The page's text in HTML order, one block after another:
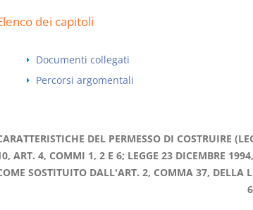
dei capitoli
Documenti collegati
Percorsi argomentali
DEL PERMESSO DI COSTRUIRE
ART. 4, COMMI 1, 2 E 6; LEGGE 23 DICEMBRE
SOSTITUITO DALL'ART. 2, COMMA 37, DELLA